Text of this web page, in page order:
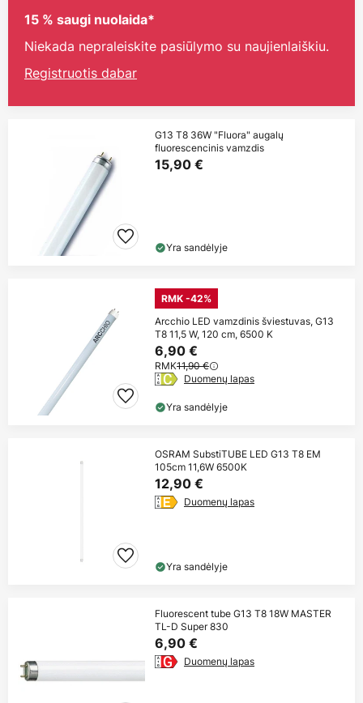
15 % saugi nuolaida*
Niekada nepraleiskite pasiūlymo su naujienlaiškiu.
Registruotis dabar
G13 T8 36W "Fluora" augalų
fluorescencinis vamzdis
15,90 €
Yra sandėlyje
RMK -42%
Arcchio LED vamzdinis šviestuvas, G13
T8 11,5 W, 120 cm, 6500 K
6,90 €
RMK11,90 €
Duomenų lapas
Yra sandėlyje
OSRAM SubstiTUBE LED G13 T8 EM
105cm 11,6W 6500K
12,90 €
Duomenų lapas
Yra sandėlyje
Fluorescent tube G13 T8 18W MASTER
TL-D Super 830
6,90 €
Duomenų lapas